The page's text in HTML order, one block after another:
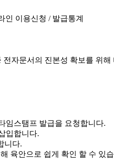
자문서의 진본성 확보를 위
임스탬프 발급을 요청합니다.
입합니다.
니다.
육안으로 쉽게 확인 할 수 있